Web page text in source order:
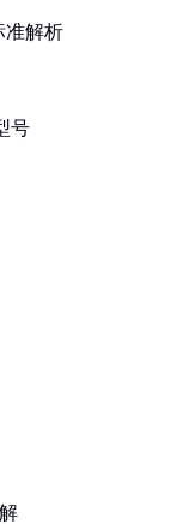
准解析
号